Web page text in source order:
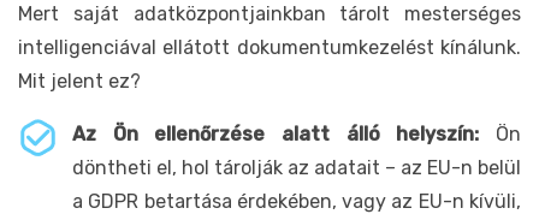
Mert saját adatközpontjainkban tárolt mesterséges
intelligenciával ellátott dokumentumkezelést kínálunk.
Mit jelent ez?
Az Ön ellenőrzése alatt álló helyszín: Ön
döntheti el, hol tárolják az adatait – az EU-n belül
a GDPR betartása érdekében, vagy az EU-n kívüli,